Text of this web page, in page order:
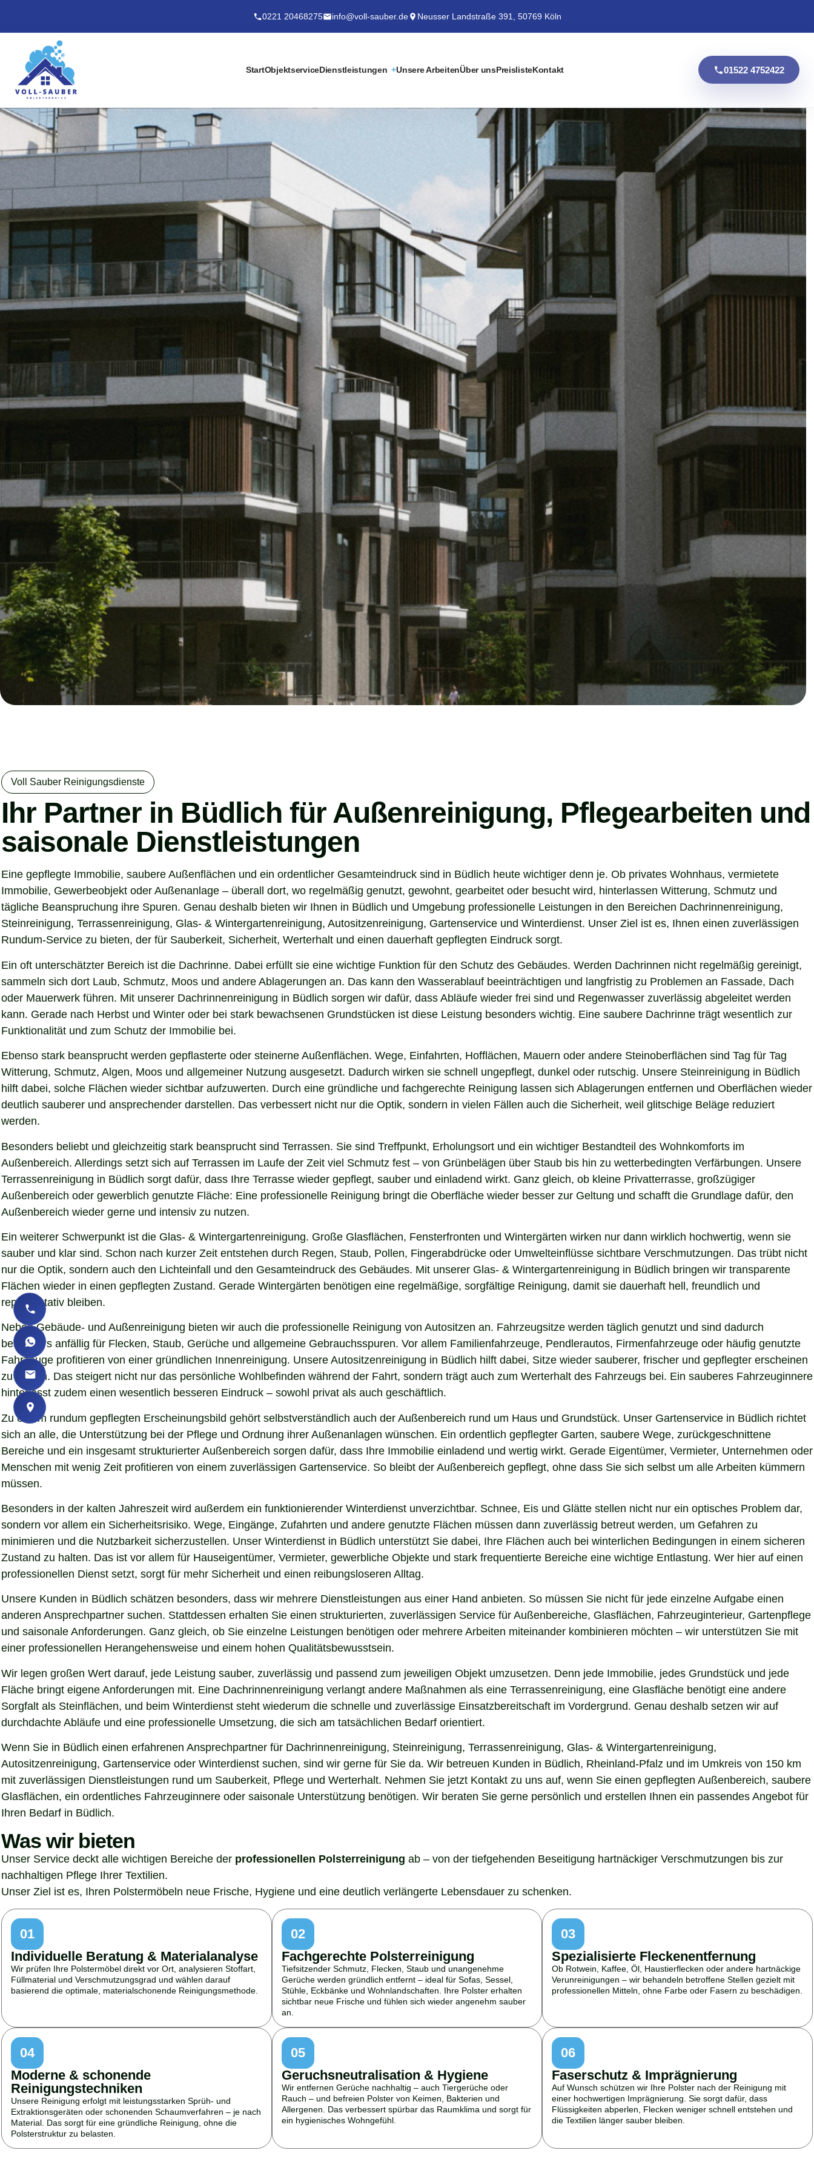
0221 20468275 info@voll-sauber.de Neusser Landstraße 391, 50769 Köln
StartObjektserviceDienstleistungen Unsere ArbeitenÜber unsPreislisteKontakt 01522 4752422
Voll Sauber Reinigungsdienste
Ihr Partner in Büdlich für Außenreinigung, Pflegearbeiten und
saisonale Dienstleistungen
Eine gepflegte Immobilie, saubere Außenflächen und ein ordentlicher Gesamteindruck sind in Büdlich heute wichtiger denn je. Ob privates Wohnhaus, vermietete
Immobilie, Gewerbeobjekt oder Außenanlage – überall dort, wo regelmäßig genutzt, gewohnt, gearbeitet oder besucht wird, hinterlassen Witterung, Schmutz und
tägliche Beanspruchung ihre Spuren. Genau deshalb bieten wir Ihnen in Büdlich und Umgebung professionelle Leistungen in den Bereichen Dachrinnenreinigung,
Steinreinigung, Terrassenreinigung, Glas- & Wintergartenreinigung, Autositzenreinigung, Gartenservice und Winterdienst. Unser Ziel ist es, Ihnen einen zuverlässigen
Rundum-Service zu bieten, der für Sauberkeit, Sicherheit, Werterhalt und einen dauerhaft gepflegten Eindruck sorgt.
Ein oft unterschätzter Bereich ist die Dachrinne. Dabei erfüllt sie eine wichtige Funktion für den Schutz des Gebäudes. Werden Dachrinnen nicht regelmäßig gereinigt,
sammeln sich dort Laub, Schmutz, Moos und andere Ablagerungen an. Das kann den Wasserablauf beeinträchtigen und langfristig zu Problemen an Fassade, Dach
oder Mauerwerk führen. Mit unserer Dachrinnenreinigung in Büdlich sorgen wir dafür, dass Abläufe wieder frei sind und Regenwasser zuverlässig abgeleitet werden
kann. Gerade nach Herbst und Winter oder bei stark bewachsenen Grundstücken ist diese Leistung besonders wichtig. Eine saubere Dachrinne trägt wesentlich zur
Funktionalität und zum Schutz der Immobilie bei.
Ebenso stark beansprucht werden gepflasterte oder steinerne Außenflächen. Wege, Einfahrten, Hofflächen, Mauern oder andere Steinoberflächen sind Tag für Tag
Witterung, Schmutz, Algen, Moos und allgemeiner Nutzung ausgesetzt. Dadurch wirken sie schnell ungepflegt, dunkel oder rutschig. Unsere Steinreinigung in Büdlich
hilft dabei, solche Flächen wieder sichtbar aufzuwerten. Durch eine gründliche und fachgerechte Reinigung lassen sich Ablagerungen entfernen und Oberflächen wieder
deutlich sauberer und ansprechender darstellen. Das verbessert nicht nur die Optik, sondern in vielen Fällen auch die Sicherheit, weil glitschige Beläge reduziert
werden.
Besonders beliebt und gleichzeitig stark beansprucht sind Terrassen. Sie sind Treffpunkt, Erholungsort und ein wichtiger Bestandteil des Wohnkomforts im
Außenbereich. Allerdings setzt sich auf Terrassen im Laufe der Zeit viel Schmutz fest – von Grünbelägen über Staub bis hin zu wetterbedingten Verfärbungen. Unsere
Terrassenreinigung in Büdlich sorgt dafür, dass Ihre Terrasse wieder gepflegt, sauber und einladend wirkt. Ganz gleich, ob kleine Privatterrasse, großzügiger
Außenbereich oder gewerblich genutzte Fläche: Eine professionelle Reinigung bringt die Oberfläche wieder besser zur Geltung und schafft die Grundlage dafür, den
Außenbereich wieder gerne und intensiv zu nutzen.
Ein weiterer Schwerpunkt ist die Glas- & Wintergartenreinigung. Große Glasflächen, Fensterfronten und Wintergärten wirken nur dann wirklich hochwertig, wenn sie
sauber und klar sind. Schon nach kurzer Zeit entstehen durch Regen, Staub, Pollen, Fingerabdrücke oder Umwelteinflüsse sichtbare Verschmutzungen. Das trübt nicht
nur die Optik, sondern auch den Lichteinfall und den Gesamteindruck des Gebäudes. Mit unserer Glas- & Wintergartenreinigung in Büdlich bringen wir transparente
Flächen wieder in einen gepflegten Zustand. Gerade Wintergärten benötigen eine regelmäßige, sorgfältige Reinigung, damit sie dauerhaft hell, freundlich und
repräsentativ bleiben.
Neben Gebäude- und Außenreinigung bieten wir auch die professionelle Reinigung von Autositzen an. Fahrzeugsitze werden täglich genutzt und sind dadurch
besonders anfällig für Flecken, Staub, Gerüche und allgemeine Gebrauchsspuren. Vor allem Familienfahrzeuge, Pendlerautos, Firmenfahrzeuge oder häufig genutzte
Fahrzeuge profitieren von einer gründlichen Innenreinigung. Unsere Autositzenreinigung in Büdlich hilft dabei, Sitze wieder sauberer, frischer und gepflegter erscheinen
zu lassen. Das steigert nicht nur das persönliche Wohlbefinden während der Fahrt, sondern trägt auch zum Werterhalt des Fahrzeugs bei. Ein sauberes Fahrzeuginnere
hinterlässt zudem einen wesentlich besseren Eindruck – sowohl privat als auch geschäftlich.
Zu einem rundum gepflegten Erscheinungsbild gehört selbstverständlich auch der Außenbereich rund um Haus und Grundstück. Unser Gartenservice in Büdlich richtet
sich an alle, die Unterstützung bei der Pflege und Ordnung ihrer Außenanlagen wünschen. Ein ordentlich gepflegter Garten, saubere Wege, zurückgeschnittene
Bereiche und ein insgesamt strukturierter Außenbereich sorgen dafür, dass Ihre Immobilie einladend und wertig wirkt. Gerade Eigentümer, Vermieter, Unternehmen oder
Menschen mit wenig Zeit profitieren von einem zuverlässigen Gartenservice. So bleibt der Außenbereich gepflegt, ohne dass Sie sich selbst um alle Arbeiten kümmern
müssen.
Besonders in der kalten Jahreszeit wird außerdem ein funktionierender Winterdienst unverzichtbar. Schnee, Eis und Glätte stellen nicht nur ein optisches Problem dar,
sondern vor allem ein Sicherheitsrisiko. Wege, Eingänge, Zufahrten und andere genutzte Flächen müssen dann zuverlässig betreut werden, um Gefahren zu
minimieren und die Nutzbarkeit sicherzustellen. Unser Winterdienst in Büdlich unterstützt Sie dabei, Ihre Flächen auch bei winterlichen Bedingungen in einem sicheren
Zustand zu halten. Das ist vor allem für Hauseigentümer, Vermieter, gewerbliche Objekte und stark frequentierte Bereiche eine wichtige Entlastung. Wer hier auf einen
professionellen Dienst setzt, sorgt für mehr Sicherheit und einen reibungsloseren Alltag.
Unsere Kunden in Büdlich schätzen besonders, dass wir mehrere Dienstleistungen aus einer Hand anbieten. So müssen Sie nicht für jede einzelne Aufgabe einen
anderen Ansprechpartner suchen. Stattdessen erhalten Sie einen strukturierten, zuverlässigen Service für Außenbereiche, Glasflächen, Fahrzeuginterieur, Gartenpflege
und saisonale Anforderungen. Ganz gleich, ob Sie einzelne Leistungen benötigen oder mehrere Arbeiten miteinander kombinieren möchten – wir unterstützen Sie mit
einer professionellen Herangehensweise und einem hohen Qualitätsbewusstsein.
Wir legen großen Wert darauf, jede Leistung sauber, zuverlässig und passend zum jeweiligen Objekt umzusetzen. Denn jede Immobilie, jedes Grundstück und jede
Fläche bringt eigene Anforderungen mit. Eine Dachrinnenreinigung verlangt andere Maßnahmen als eine Terrassenreinigung, eine Glasfläche benötigt eine andere
Sorgfalt als Steinflächen, und beim Winterdienst steht wiederum die schnelle und zuverlässige Einsatzbereitschaft im Vordergrund. Genau deshalb setzen wir auf
durchdachte Abläufe und eine professionelle Umsetzung, die sich am tatsächlichen Bedarf orientiert.
Wenn Sie in Büdlich einen erfahrenen Ansprechpartner für Dachrinnenreinigung, Steinreinigung, Terrassenreinigung, Glas- & Wintergartenreinigung,
Autositzenreinigung, Gartenservice oder Winterdienst suchen, sind wir gerne für Sie da. Wir betreuen Kunden in Büdlich, Rheinland-Pfalz und im Umkreis von 150 km
mit zuverlässigen Dienstleistungen rund um Sauberkeit, Pflege und Werterhalt. Nehmen Sie jetzt Kontakt zu uns auf, wenn Sie einen gepflegten Außenbereich, saubere
Glasflächen, ein ordentliches Fahrzeuginnere oder saisonale Unterstützung benötigen. Wir beraten Sie gerne persönlich und erstellen Ihnen ein passendes Angebot für
Ihren Bedarf in Büdlich.
Was wir bieten
Unser Service deckt alle wichtigen Bereiche der professionellen Polsterreinigung ab – von der tiefgehenden Beseitigung hartnäckiger Verschmutzungen bis zur
nachhaltigen Pflege Ihrer Textilien.
Unser Ziel ist es, Ihren Polstermöbeln neue Frische, Hygiene und eine deutlich verlängerte Lebensdauer zu schenken.
01
Individuelle Beratung & Materialanalyse
Wir prüfen Ihre Polstermöbel direkt vor Ort, analysieren Stoffart,
Füllmaterial und Verschmutzungsgrad und wählen darauf
basierend die optimale, materialschonende Reinigungsmethode.
02
Fachgerechte Polsterreinigung
Tiefsitzender Schmutz, Flecken, Staub und unangenehme
Gerüche werden gründlich entfernt – ideal für Sofas, Sessel,
Stühle, Eckbänke und Wohnlandschaften. Ihre Polster erhalten
sichtbar neue Frische und fühlen sich wieder angenehm sauber
an.
03
Spezialisierte Fleckenentfernung
Ob Rotwein, Kaffee, Öl, Haustierflecken oder andere hartnäckige
Verunreinigungen – wir behandeln betroffene Stellen gezielt mit
professionellen Mitteln, ohne Farbe oder Fasern zu beschädigen.
04
Moderne & schonende
Reinigungstechniken
Unsere Reinigung erfolgt mit leistungsstarken Sprüh- und
Extraktionsgeräten oder schonenden Schaumverfahren – je nach
Material. Das sorgt für eine gründliche Reinigung, ohne die
Polsterstruktur zu belasten.
05
Geruchsneutralisation & Hygiene
Wir entfernen Gerüche nachhaltig – auch Tiergerüche oder
Rauch – und befreien Polster von Keimen, Bakterien und
Allergenen. Das verbessert spürbar das Raumklima und sorgt für
ein hygienisches Wohngefühl.
06
Faserschutz & Imprägnierung
Auf Wunsch schützen wir Ihre Polster nach der Reinigung mit
einer hochwertigen Imprägnierung. Sie sorgt dafür, dass
Flüssigkeiten abperlen, Flecken weniger schnell entstehen und
die Textilien länger sauber bleiben.